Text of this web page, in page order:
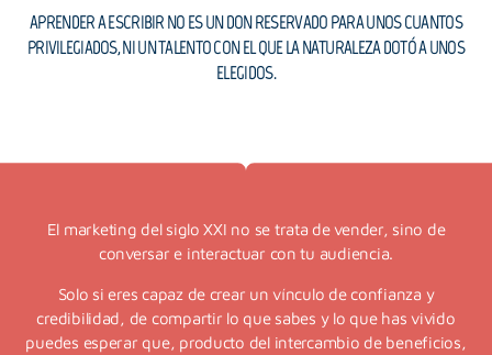
APRENDER A ESCRIBIR NO ES UN DON RESERVADO PARA UNOS CUANTOS
PRIVILEGIADOS, NI UN TALENTO CON EL QUE LA NATURALEZA DOTÓ A UNOS
ELEGIDOS.
El marketing del siglo XXI no se trata de vender, sino de
conversar e interactuar con tu audiencia.
Solo si eres capaz de crear un vínculo de confianza y
credibilidad, de compartir lo que sabes y lo que has vivido
puedes esperar que, producto del intercambio de beneficios,